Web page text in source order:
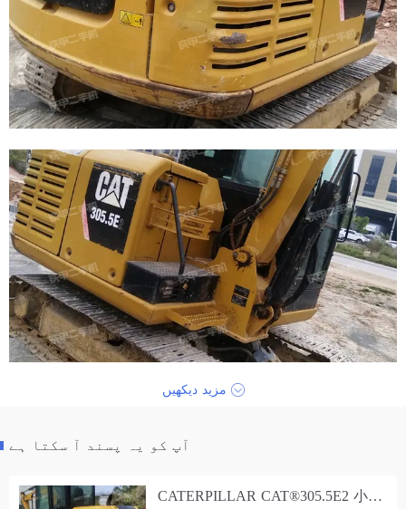
مزید دیکھیں
آپ کو یہ پسند آ سکتا ہے
CATERPILLAR CAT®305.5E2 小型液压 Excavator